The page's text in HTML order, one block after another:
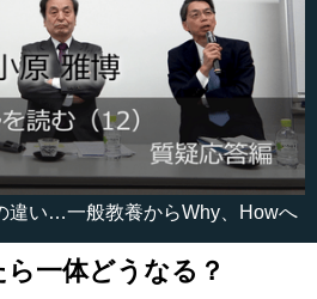
違い…一般教養からWhy、Howへ
一体どうなる？